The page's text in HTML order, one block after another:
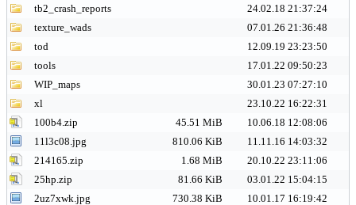
tb2_crash_reports
24.02.18 21:37:24
texture_wads
07.01.26 21:36:48
tod
12.09.19 23:23:50
tools
17.01.22 09:50:23
WIP_maps
30.01.23 07:27:10
xl
23.10.22 16:22:31
100b4.zip
45.51 MiB
10.06.18 12:08:06
11l3c08.jpg
810.06 KiB
11.11.16 14:03:32
214165.zip
1.68 MiB
20.10.22 23:11:06
25hp.zip
81.66 KiB
03.01.22 15:04:15
2uz7xwk.jpg
730.38 KiB
10.01.17 16:19:42